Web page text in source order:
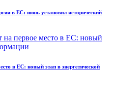
в ЕС: июнь установил исторический
в ЕС: новый этап в энергетической